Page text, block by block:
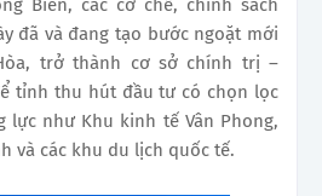
Biên, các cơ chế, chính sách
đã và đang tạo bước ngoặt mới
trở thành cơ sở chính trị –
tỉnh thu hút đầu tư có chọn lọc
lực như Khu kinh tế Vân Phong,
và các khu du lịch quốc tế.